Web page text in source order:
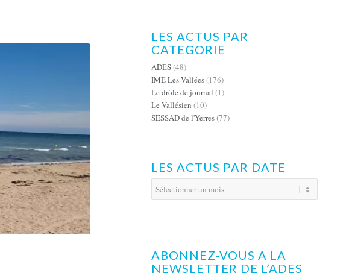
LES ACTUS PAR
CATEGORIE
ADES(48)
IME Les Vallées(176)
Le drôle de journal (1)
Le Vallésien (10)
SESSAD de l'Yerres(77)
LES ACTUS PAR DATE
ABONNEZ-VOUS A LA
NEWSLETTER DE L’ADES